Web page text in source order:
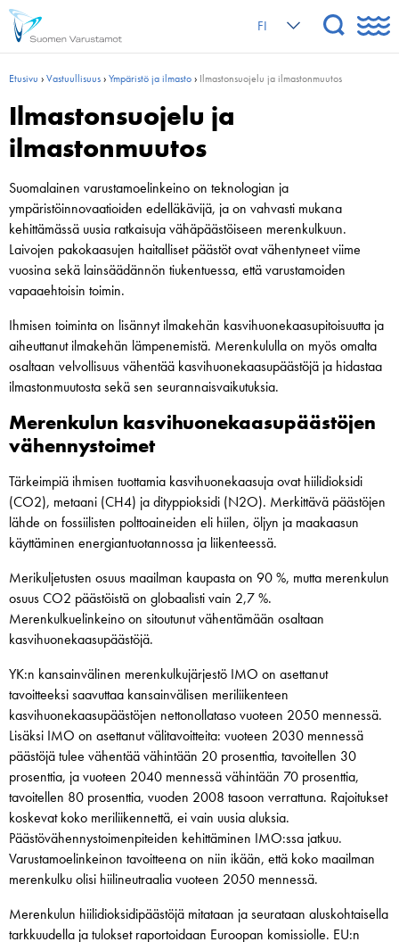
FI
Etusivu ›Vastuullisuus›Ympäristö ja ilmasto› Ilmastonsuojelu ja ilmastonmuutos
Ilmastonsuojelu ja
ilmastonmuutos
Suomalainen varustamoelinkeino on teknologian ja
ympäristöinnovaatioiden edelläkävijä, ja on vahvasti mukana
kehittämässä uusia ratkaisuja vähäpäästöiseen merenkulkuun.
Laivojen pakokaasujen haitalliset päästöt ovat vähentyneet viime
vuosina sekä lainsäädännön tiukentuessa, että varustamoiden
vapaaehtoisin toimin.
Ihmisen toiminta on lisännyt ilmakehän kasvihuonekaasupitoisuutta ja
aiheuttanut ilmakehän lämpenemistä. Merenkululla on myös omalta
osaltaan velvollisuus vähentää kasvihuonekaasupäästöjä ja hidastaa
ilmastonmuutosta sekä sen seurannaisvaikutuksia.
Merenkulun kasvihuonekaasupäästöjen
vähennystoimet
Tärkeimpiä ihmisen tuottamia kasvihuonekaasuja ovat hiilidioksidi
(CO2), metaani (CH4) ja dityppioksidi (N2O). Merkittävä päästöjen
lähde on fossiilisten polttoaineiden eli hiilen, öljyn ja maakaasun
käyttäminen energiantuotannossa ja liikenteessä.
Merikuljetusten osuus maailman kaupasta on 90 %, mutta merenkulun
osuus CO2 päästöistä on globaalisti vain 2,7 %.
Merenkulkuelinkeino on sitoutunut vähentämään osaltaan
kasvihuonekaasupäästöjä.
YK:n kansainvälinen merenkulkujärjestö IMO on asettanut
tavoitteeksi saavuttaa kansainvälisen meriliikenteen
kasvihuonekaasupäästöjen nettonollataso vuoteen 2050 mennessä.
Lisäksi IMO on asettanut välitavoitteita: vuoteen 2030 mennessä
päästöjä tulee vähentää vähintään 20 prosenttia, tavoitellen 30
prosenttia, ja vuoteen 2040 mennessä vähintään 70 prosenttia,
tavoitellen 80 prosenttia, vuoden 2008 tasoon verrattuna. Rajoitukset
koskevat koko meriliikennettä, ei vain uusia aluksia.
Päästövähennystoimenpiteiden kehittäminen IMO:ssa jatkuu.
Varustamoelinkeinon tavoitteena on niin ikään, että koko maailman
merenkulku olisi hiilineutraalia vuoteen 2050 mennessä.
Merenkulun hiilidioksidipäästöjä mitataan ja seurataan aluskohtaisella
tarkkuudella ja tulokset raportoidaan Euroopan komissiolle. EU:n